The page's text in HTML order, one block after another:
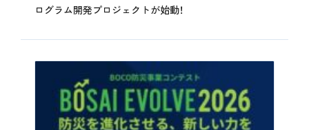
ログラム開発プロジェクトが始動！